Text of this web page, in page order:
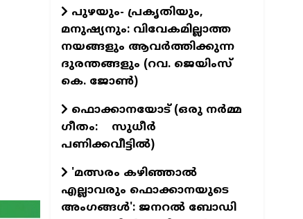
പുഴയും- പ്രകൃതിയും,
മനുഷ്യനും: വിവേകമില്ലാത്ത
നയങ്ങളും ആവര്‍ത്തിക്കുന്ന
ദുരന്തങ്ങളും (റവ. ജെയിംസ്
കെ. ജോണ്‍)
ഫൊക്കാനയോട് (ഒരു നര്‍മ്മ
ഗീതം: സുധീര്‍
പണിക്കവീട്ടില്‍)
'മത്സരം കഴിഞ്ഞാൽ
എല്ലാവരും ഫൊക്കാനയുടെ
അംഗങ്ങൾ': ജനറൽ ബോഡി